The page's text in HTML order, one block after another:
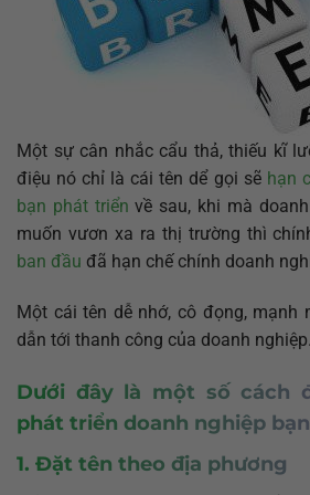
Một sự cân nhắc cẩu thả, thiếu kĩ
điệu nó chỉ là cái tên dể gọi sẽ hạn
bạn phát triển về sau, khi mà
muốn vươn xa ra thị trường thì
ban đầu đã hạn chế chính doanh
Một cái tên dễ nhớ, cô đọng, mạnh
dẫn tới thanh công của doanh nghiệp.
Dưới đây là một số cách
phát triển doanh nghiệp bạn
1. Đặt tên theo địa phương